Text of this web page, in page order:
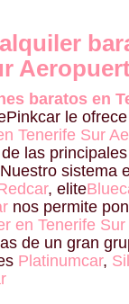
baratos en
le
Tenerife Sur
las
sistema
, elite
nos permite
en Tenerife
de un gran
Platinumcar,